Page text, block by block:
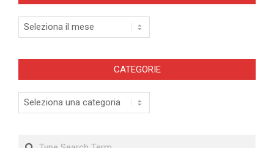
Archivi
CATEGORIE
Categorie
Search